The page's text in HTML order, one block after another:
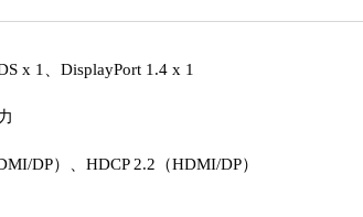
x 1、DisplayPort 1.4 x 1
DP）、HDCP 2.2（HDMI/DP）